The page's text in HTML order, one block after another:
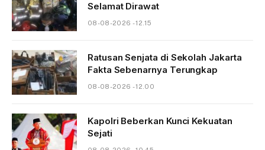
Selamat Dirawat
08-08-2026 - 12.15
Ratusan Senjata di Sekolah Jakarta
Fakta Sebenarnya Terungkap
08-08-2026 - 12.00
Kapolri Beberkan Kunci Kekuatan
Sejati